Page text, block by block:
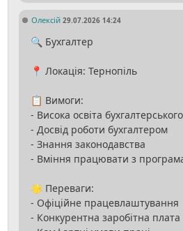
Олексій 29.07.2026 14:24
🔍 Бухгалтер
📍 Локація: Тернопіль
📋 Вимоги:
- Висока освіта
- Досвід роботи бухгалтером
- Знання законодавства
- Вміння працювати з
🌟 Переваги:
- Офіційне працевлаштування
- Конкурентна заробітна плата